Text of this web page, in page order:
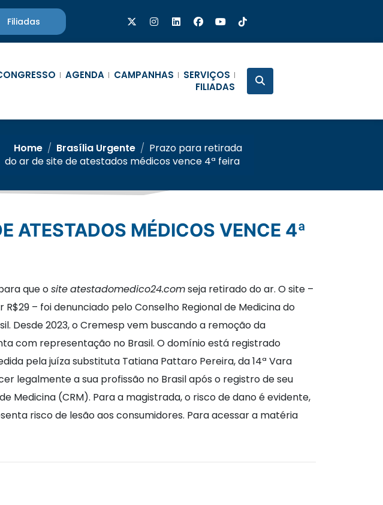
Filiadas
AGENDA CAMPANHAS
SERVIÇOS
FILIADAS
Home / Brasília Urgente / Prazo para retirada
do ar de site de atestados médicos vence 4ª feira
que ositeatestadomedico24.comseja retirado do ar. O site –
– foi denunciado pelo Conselho Regional de Medicina do
Desde 2023, o Cremesp vem buscando a remoção da
com representação no Brasil. O domínio está registrado
pela juíza substituta Tatiana Pattaro Pereira, da 14ª Vara
legalmente a sua profissão no Brasil após o registro de seu
Medicina (CRM). Para a magistrada, o risco de dano é evidente,
risco de lesão aos consumidores. Para acessar a matéria